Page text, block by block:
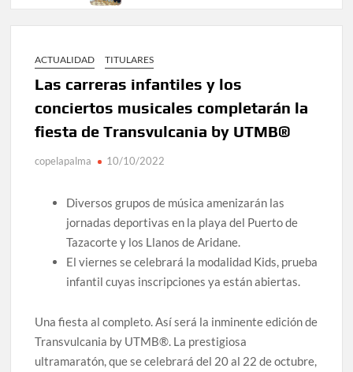
ACTUALIDAD TITULARES
Las carreras infantiles y los
conciertos musicales completarán la
fiesta de Transvulcania by UTMB®
copelapalma 10/10/2022
Diversos grupos de música amenizarán las
jornadas deportivas en la playa del Puerto de
Tazacorte y los Llanos de Aridane.
El viernes se celebrará la modalidad Kids, prueba
infantil cuyas inscripciones ya están abiertas.
Una fiesta al completo. Así será la inminente edición de
Transvulcania by UTMB®. La prestigiosa
ultramaratón, que se celebrará del 20 al 22 de octubre,